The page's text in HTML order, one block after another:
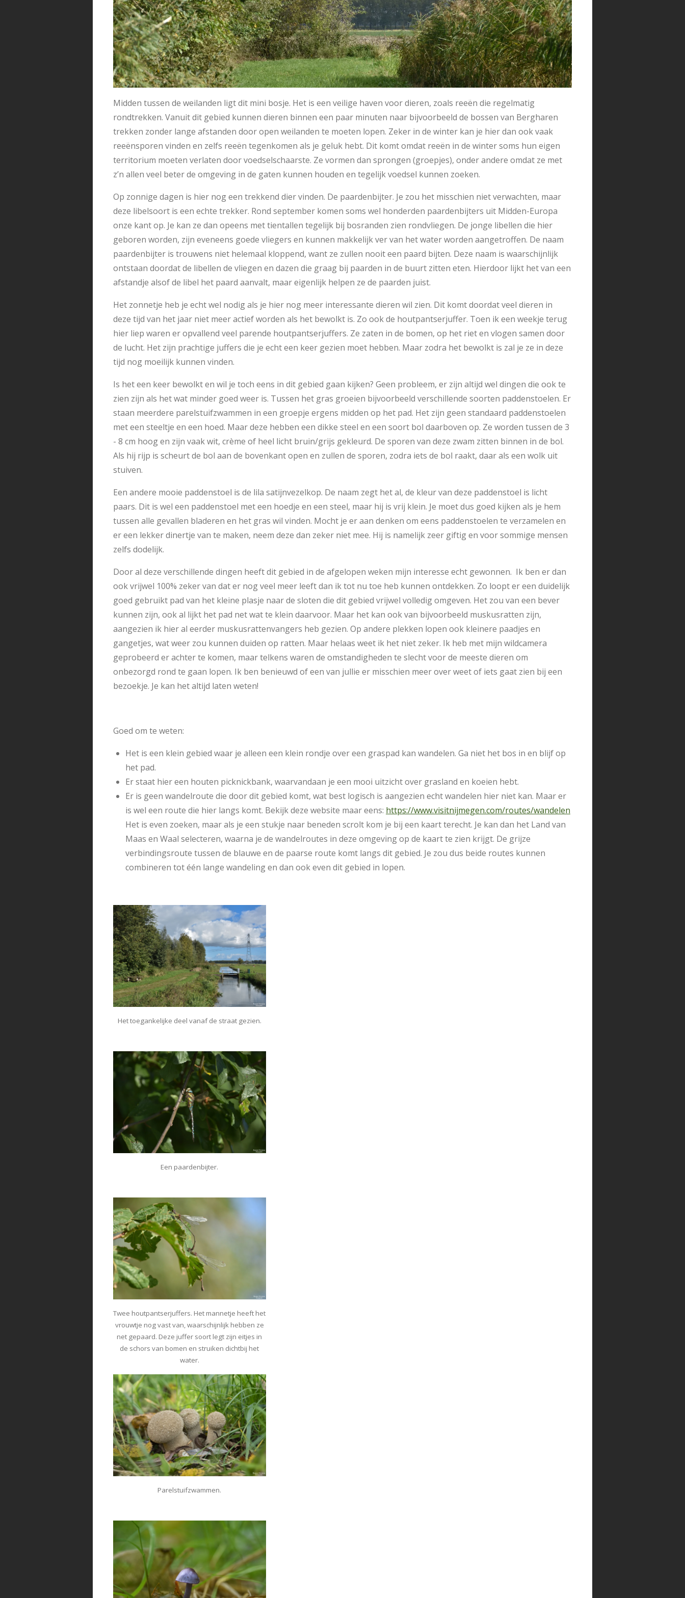
Midden tussen de weilanden ligt dit mini bosje. Het is een veilige haven voor dieren, zoals reeën die regelmatig
rondtrekken. Vanuit dit gebied kunnen dieren binnen een paar minuten naar bijvoorbeeld de bossen van Bergharen
trekken zonder lange afstanden door open weilanden te moeten lopen. Zeker in de winter kan je hier dan ook vaak
reeënsporen vinden en zelfs reeën tegenkomen als je geluk hebt. Dit komt omdat reeën in de winter soms hun eigen
territorium moeten verlaten door voedselschaarste. Ze vormen dan sprongen (groepjes), onder andere omdat ze met
z’n allen veel beter de omgeving in de gaten kunnen houden en tegelijk voedsel kunnen zoeken.
Op zonnige dagen is hier nog een trekkend dier vinden. De paardenbijter. Je zou het misschien niet verwachten, maar
deze libelsoort is een echte trekker. Rond september komen soms wel honderden paardenbijters uit Midden-Europa
onze kant op. Je kan ze dan opeens met tientallen tegelijk bij bosranden zien rondvliegen. De jonge libellen die hier
geboren worden, zijn eveneens goede vliegers en kunnen makkelijk ver van het water worden aangetroffen. De naam
paardenbijter is trouwens niet helemaal kloppend, want ze zullen nooit een paard bijten. Deze naam is waarschijnlijk
ontstaan doordat de libellen de vliegen en dazen die graag bij paarden in de buurt zitten eten. Hierdoor lijkt het van een
afstandje alsof de libel het paard aanvalt, maar eigenlijk helpen ze de paarden juist.
Het zonnetje heb je echt wel nodig als je hier nog meer interessante dieren wil zien. Dit komt doordat veel dieren in
deze tijd van het jaar niet meer actief worden als het bewolkt is. Zo ook de houtpantserjuffer. Toen ik een weekje terug
hier liep waren er opvallend veel parende houtpantserjuffers. Ze zaten in de bomen, op het riet en vlogen samen door
de lucht. Het zijn prachtige juffers die je echt een keer gezien moet hebben. Maar zodra het bewolkt is zal je ze in deze
tijd nog moeilijk kunnen vinden.
Is het een keer bewolkt en wil je toch eens in dit gebied gaan kijken? Geen probleem, er zijn altijd wel dingen die ook te
zien zijn als het wat minder goed weer is. Tussen het gras groeien bijvoorbeeld verschillende soorten paddenstoelen. Er
staan meerdere parelstuifzwammen in een groepje ergens midden op het pad. Het zijn geen standaard paddenstoelen
met een steeltje en een hoed. Maar deze hebben een dikke steel en een soort bol daarboven op. Ze worden tussen de 3
- 8 cm hoog en zijn vaak wit, crème of heel licht bruin/grijs gekleurd. De sporen van deze zwam zitten binnen in de bol.
Als hij rijp is scheurt de bol aan de bovenkant open en zullen de sporen, zodra iets de bol raakt, daar als een wolk uit
stuiven.
Een andere mooie paddenstoel is de lila satijnvezelkop. De naam zegt het al, de kleur van deze paddenstoel is licht
paars. Dit is wel een paddenstoel met een hoedje en een steel, maar hij is vrij klein. Je moet dus goed kijken als je hem
tussen alle gevallen bladeren en het gras wil vinden. Mocht je er aan denken om eens paddenstoelen te verzamelen en
er een lekker dinertje van te maken, neem deze dan zeker niet mee. Hij is namelijk zeer giftig en voor sommige mensen
zelfs dodelijk.
Door al deze verschillende dingen heeft dit gebied in de afgelopen weken mijn interesse echt gewonnen. Ik ben er dan
ook vrijwel 100% zeker van dat er nog veel meer leeft dan ik tot nu toe heb kunnen ontdekken. Zo loopt er een duidelijk
goed gebruikt pad van het kleine plasje naar de sloten die dit gebied vrijwel volledig omgeven. Het zou van een bever
kunnen zijn, ook al lijkt het pad net wat te klein daarvoor. Maar het kan ook van bijvoorbeeld muskusratten zijn,
aangezien ik hier al eerder muskusrattenvangers heb gezien. Op andere plekken lopen ook kleinere paadjes en
gangetjes, wat weer zou kunnen duiden op ratten. Maar helaas weet ik het niet zeker. Ik heb met mijn wildcamera
geprobeerd er achter te komen, maar telkens waren de omstandigheden te slecht voor de meeste dieren om
onbezorgd rond te gaan lopen. Ik ben benieuwd of een van jullie er misschien meer over weet of iets gaat zien bij een
bezoekje. Je kan het altijd laten weten!
Goed om te weten:
Het is een klein gebied waar je alleen een klein rondje over een graspad kan wandelen. Ga niet het bos in en blijf op
het pad.
Er staat hier een houten picknickbank, waarvandaan je een mooi uitzicht over grasland en koeien hebt.
Er is geen wandelroute die door dit gebied komt, wat best logisch is aangezien echt wandelen hier niet kan. Maar er
is wel een route die hier langs komt. Bekijk deze website maar eens: https://www.visitnijmegen.com/routes/wandelen
Het is even zoeken, maar als je een stukje naar beneden scrolt kom je bij een kaart terecht. Je kan dan het Land van
Maas en Waal selecteren, waarna je de wandelroutes in deze omgeving op de kaart te zien krijgt. De grijze
verbindingsroute tussen de blauwe en de paarse route komt langs dit gebied. Je zou dus beide routes kunnen
combineren tot één lange wandeling en dan ook even dit gebied in lopen.
Het toegankelijke deel vanaf de straat gezien.
Een paardenbijter.
Twee houtpantserjuffers. Het mannetje heeft het
vrouwtje nog vast van, waarschijnlijk hebben ze
net gepaard. Deze juffer soort legt zijn eitjes in
de schors van bomen en struiken dichtbij het
water.
Parelstuifzwammen.